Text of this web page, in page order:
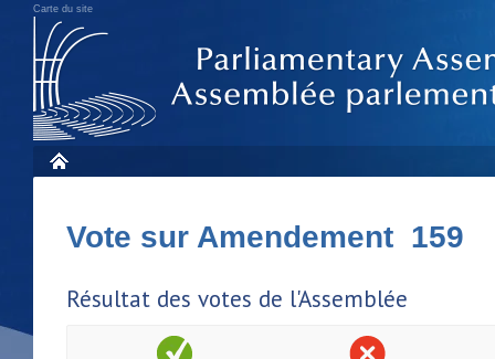
Carte du site
Vote sur Amendement 159
Résultat des votes de l'Assemblée